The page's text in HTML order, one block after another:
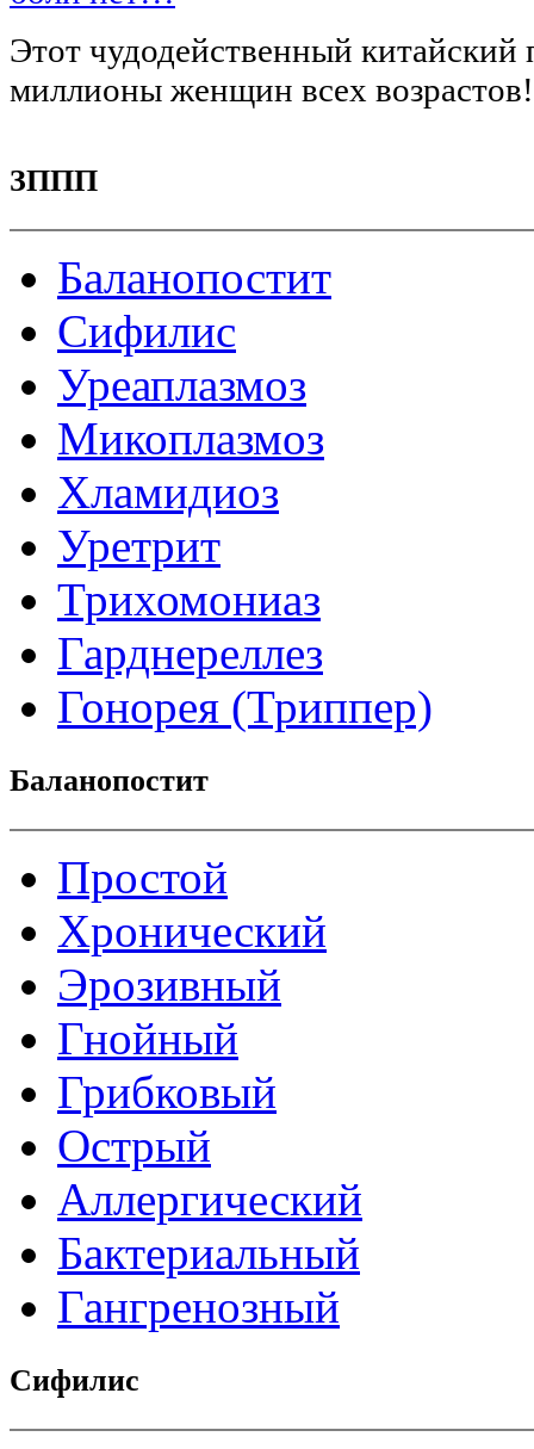
Этот чудодейственный
миллионы женщин всех
ЗППП
Баланопостит
Сифилис
Уреаплазмоз
Микоплазмоз
Хламидиоз
Уретрит
Трихомониаз
Гарднереллез
Гонорея (Триппер)
Баланопостит
Простой
Хронический
Эрозивный
Гнойный
Грибковый
Острый
Аллергический
Бактериальный
Гангренозный
Сифилис